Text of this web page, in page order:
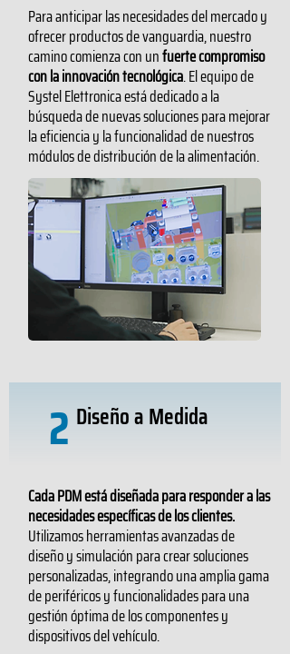
Para anticipar las necesidades del mercado y
ofrecer productos de vanguardia, nuestro
camino comienza con unfuerte compromiso
con la innovación tecnológica. El equipo de
Systel Elettronica está dedicado a la
búsqueda de nuevas soluciones para mejorar
la eficiencia y la funcionalidad de nuestros
módulos de distribución de la alimentación.
2 Diseño a Medida
Cada PDM está diseñada para responder a las
necesidades específicas de los clientes.
Utilizamos herramientas avanzadas de
diseño y simulación para crear soluciones
personalizadas, integrando una amplia gama
de periféricos y funcionalidades para una
gestión óptima de los componentes y
dispositivos del vehículo.